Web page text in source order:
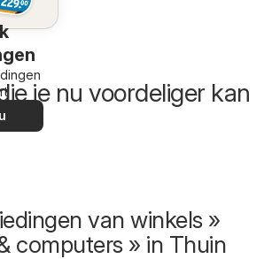
je nu voordeliger kan
van winkels »
computers » in Thuin